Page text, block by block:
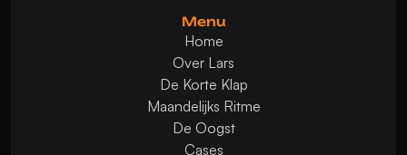
Menu
Home
Over Lars
De Korte Klap
Maandelijks Ritme
De Oogst
Cases